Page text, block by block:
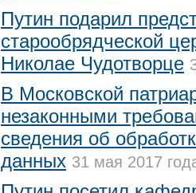
Путин подарил
старообрядческой
Николае Чудотворце
В Московской
незаконными
сведения об
данных 31 мая 2017